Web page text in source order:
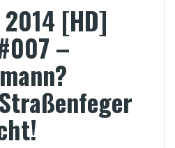
[HD]
–